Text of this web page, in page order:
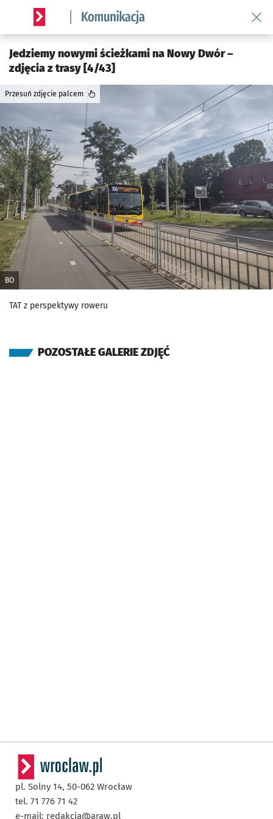
Serwis informacyjny wroclaw.pl podserwis: Komunikacja
Jedziemy nowymi ścieżkami na Nowy Dwór –
zdjęcia z trasy [4/43]
BO
Przesuń zdjęcie palcem
TAT z perspektywy roweru
POZOSTAŁE GALERIE ZDJĘĆ
pl. Solny 14, 50-062 Wrocław
tel. 71 776 71 42
e-mail: redakcja@araw.pl